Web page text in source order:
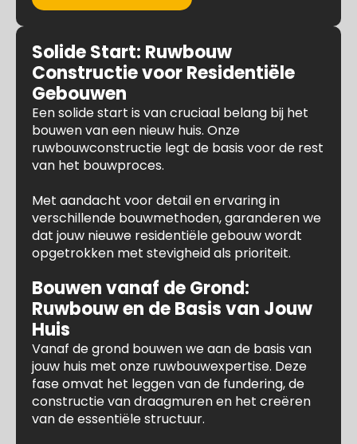
Solide Start: Ruwbouw
Constructie voor Residentiële
Gebouwen
Een solide start is van cruciaal belang bij het
bouwen van een nieuw huis. Onze
ruwbouwconstructie legt de basis voor de rest
van het bouwproces.
Met aandacht voor detail en ervaring in
verschillende bouwmethoden, garanderen we
dat jouw nieuwe residentiële gebouw wordt
opgetrokken met stevigheid als prioriteit.
Bouwen vanaf de Grond:
Ruwbouw en de Basis van Jouw
Huis
Vanaf de grond bouwen we aan de basis van
jouw huis met onze ruwbouwexpertise. Deze
fase omvat het leggen van de fundering, de
constructie van draagmuren en het creëren
van de essentiële structuur.